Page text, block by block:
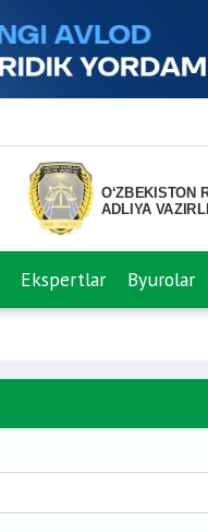
Ekspertlar Byurolar